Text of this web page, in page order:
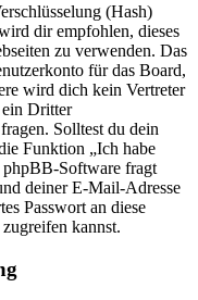
(Hash)
dir empfohlen, dieses
zu verwenden. Das
für das Board,
wird dich kein Vertreter
Dritter
Solltest du dein
Funktion „Ich habe
phpBB-Software fragt
deiner E-Mail-Adresse
Passwort an diese
kannst.